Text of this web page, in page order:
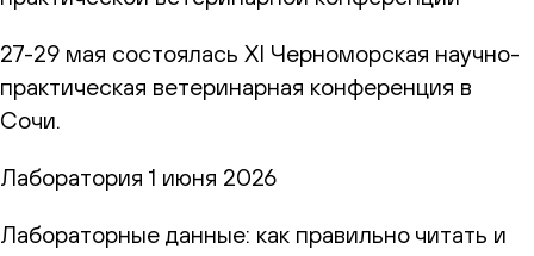
27-29 мая состоялась XI Черноморская научно-
практическая ветеринарная конференция в
Сочи.
Лаборатория 1 июня 2026
Лабораторные данные: как правильно читать и